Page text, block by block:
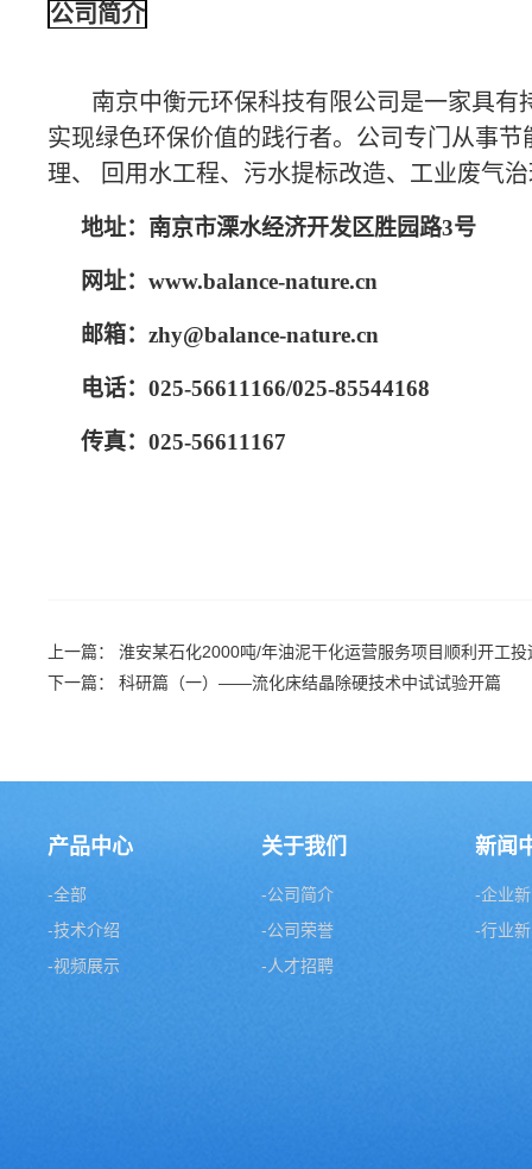
公司简介
南京中衡元环保科技有限公司是一家具
实现绿色环保价值的践行者。公司专门从事
理、 回用水工程、污水提标改造、工业废气
地址：南京市溧水经济开发区胜园路3号
网址：www.balance-nature.cn
邮箱：zhy@balance-nature.cn
电话：025-56611166/025-85544168
传真：025-56611167
上一篇： 淮安某石化2000吨/年油泥干化运营服务项目顺利开工投
下一篇： 科研篇（一）——流化床结晶除硬技术中试试验开篇
产品中心
-全部
-技术介绍
-视频展示
关于我们
-公司简介
-公司荣誉
-人才招聘
新闻
-企业
-行业